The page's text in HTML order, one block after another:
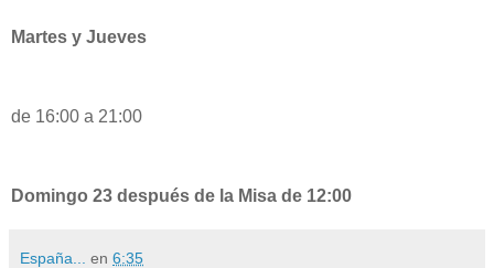
Martes y Jueves
de 16:00 a 21:00
Domingo 23 después de la Misa de 12:00
España... en 6:35